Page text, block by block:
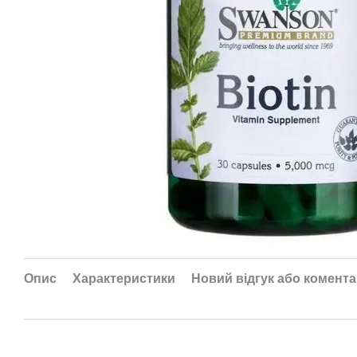
Опис Характеристики Новий відгук або